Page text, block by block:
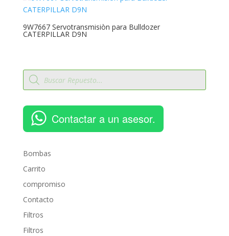
9W7667 Servotransmisiòn para Bulldozer
CATERPILLAR D9N
Búsqueda
de
productos
Contactar a un asesor.
Bombas
Carrito
compromiso
Contacto
Filtros
Filtros